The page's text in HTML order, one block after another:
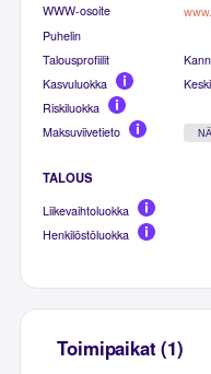
WWW-osoite
Puhelin
Talousprofiilit
Kasvuluokka
Riskiluokka
Maksuviivetieto
TALOUS
Liikevaihtoluokka
Henkilöstöluokka
Toimipaikat (1)